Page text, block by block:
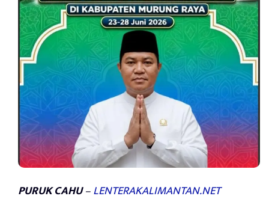
PURUK CAHU–LENTERAKALIMANTAN.NET